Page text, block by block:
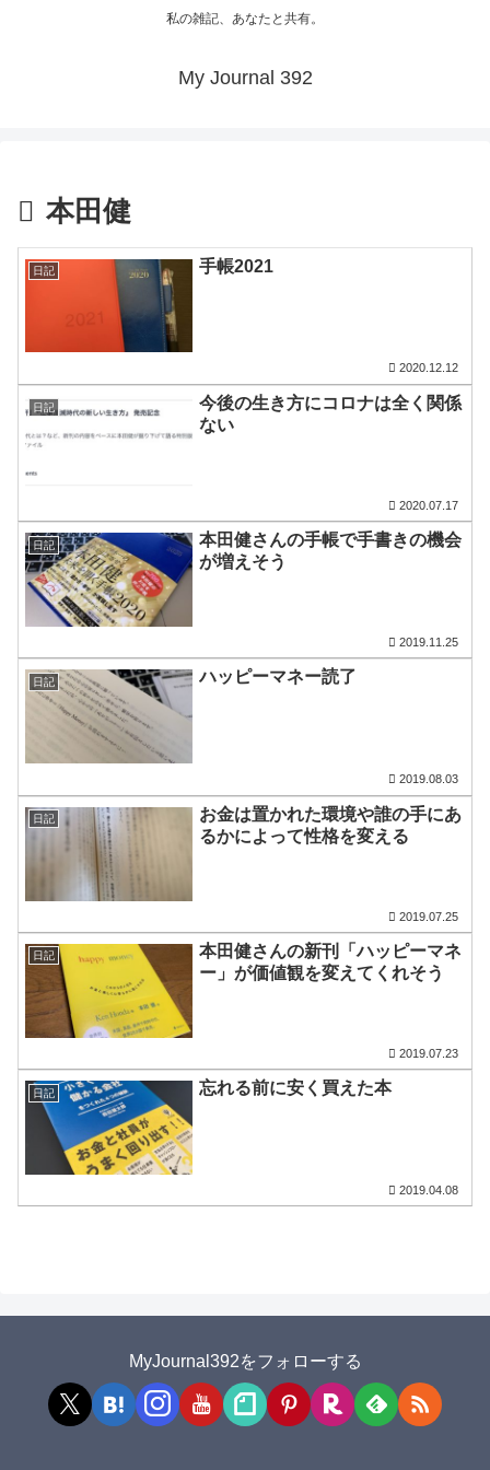
私の雑記、あなたと共有。
My Journal 392
本田健
日記 手帳2021
2020.12.12
日記
今後の生き方にコロナは全く関係
ない
2020.07.17
日記
本田健さんの手帳で手書きの機会
が増えそう
2019.11.25
日記 ハッピーマネー読了
2019.08.03
日記
お金は置かれた環境や誰の手にあ
るかによって性格を変える
2019.07.25
日記
本田健さんの新刊「ハッピーマネ
ー」が価値観を変えてくれそう
2019.07.23
日記 忘れる前に安く買えた本
2019.04.08
MyJournal392をフォローする